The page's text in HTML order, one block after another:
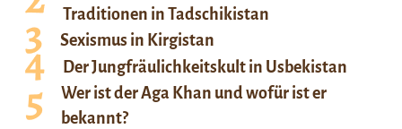
Traditionen in Tadschikistan
Sexismus in Kirgistan
Der Jungfräulichkeitskult in Usbekistan
Wer ist der Aga Khan und wofür ist er
bekannt?